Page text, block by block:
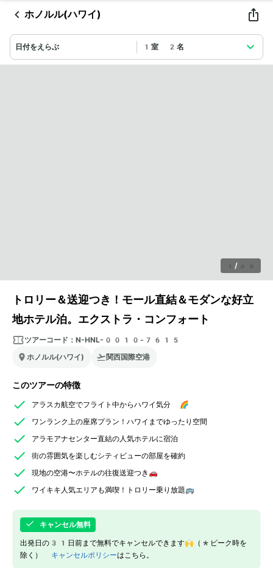
ホノルル(ハワイ)
日付をえらぶ 1室 2名
1 / 39
トロリー＆送迎つき！モール直結＆モダンな好立
地ホテル泊。エクストラ・コンフォート
ツアーコード： N-HNL-0010-7615
ホノルル(ハワイ)
関西国際空港
このツアーの特徴
アラスカ航空でフライト中からハワイ気分 🌈
ワンランク上の座席プラン！ハワイまでゆったり空間
アラモアナセンター直結の人気ホテルに宿泊
街の雰囲気を楽しむシティビューの部屋を確約
現地の空港〜ホテルの往復送迎つき🚗
ワイキキ人気エリアも満喫！トロリー乗り放題🚌
キャンセル無料
出発日の31日前まで無料でキャンセルできます🙌（*ピーク時を
除く） キャンセルポリシーはこちら。